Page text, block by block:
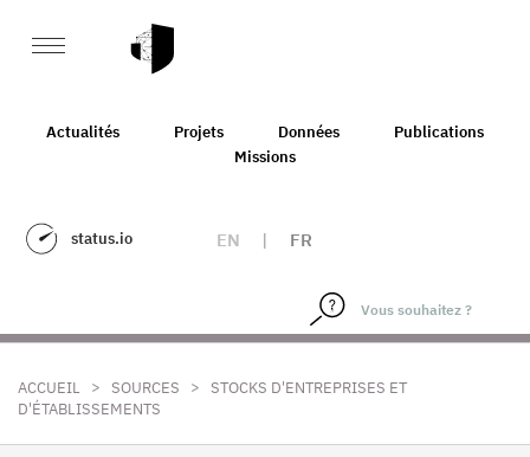
Actualités Projets Données
Publications
Missions
status.io EN | FR
ACCUEIL > SOURCES > STOCKS D'ENTREPRISES ET
D'ÉTABLISSEMENTS